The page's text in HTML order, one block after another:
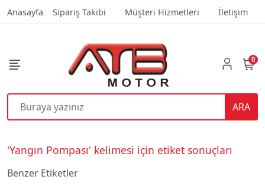
Anasayfa Sipariş Takibi Müşteri Hizmetleri İletişim
ARA
0
'Yangın Pompası' kelimesi için etiket sonuçları
Benzer Etiketler